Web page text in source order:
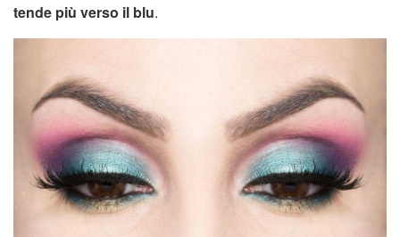
tende più verso il blu.